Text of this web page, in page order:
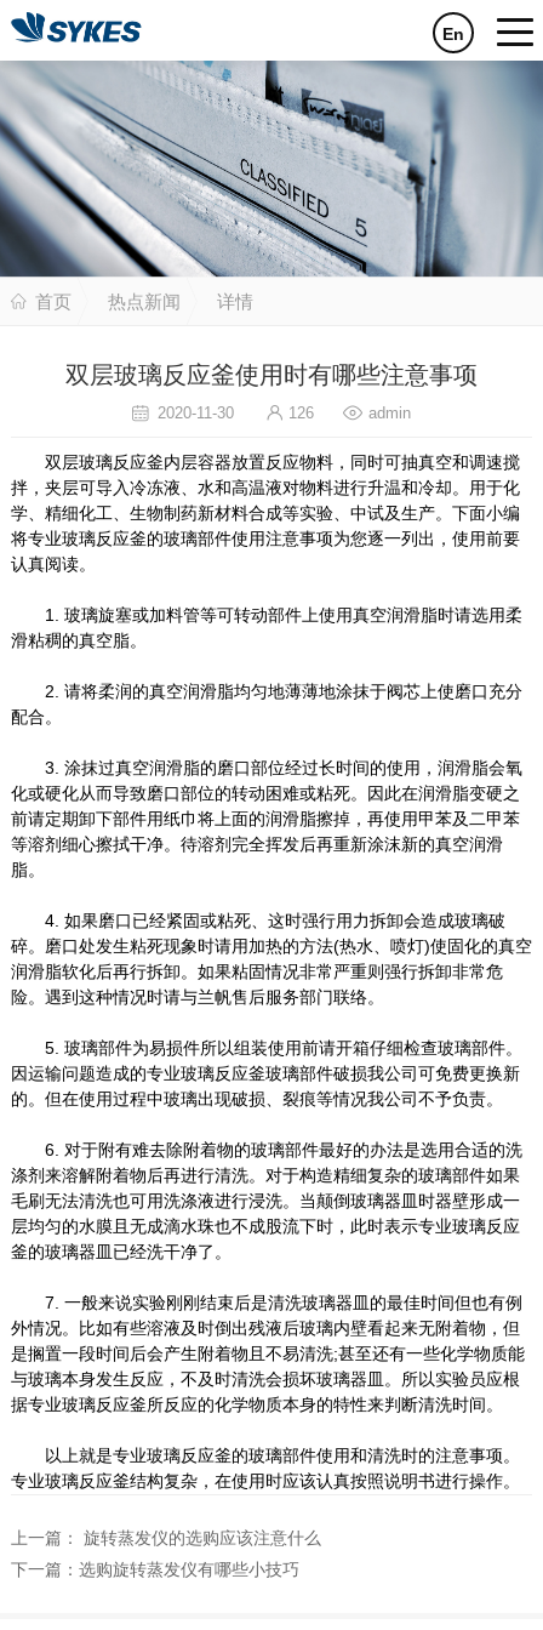
En
首页 热点新闻 详情
双层玻璃反应釜使用时有哪些注意事项
2020-11-30 126 admin
双层玻璃反应釜内层容器放置反应物料，同时可抽真空和调速搅
拌，夹层可导入冷冻液、水和高温液对物料进行升温和冷却。用于化
学、精细化工、生物制药新材料合成等实验、中试及生产。下面小编
将专业玻璃反应釜的玻璃部件使用注意事项为您逐一列出，使用前要
认真阅读。
1. 玻璃旋塞或加料管等可转动部件上使用真空润滑脂时请选用柔
滑粘稠的真空脂。
2. 请将柔润的真空润滑脂均匀地薄薄地涂抹于阀芯上使磨口充分
配合。
3. 涂抹过真空润滑脂的磨口部位经过长时间的使用，润滑脂会氧
化或硬化从而导致磨口部位的转动困难或粘死。因此在润滑脂变硬之
前请定期卸下部件用纸巾将上面的润滑脂擦掉，再使用甲苯及二甲苯
等溶剂细心擦拭干净。待溶剂完全挥发后再重新涂沫新的真空润滑
脂。
4. 如果磨口已经紧固或粘死、这时强行用力拆卸会造成玻璃破
碎。磨口处发生粘死现象时请用加热的方法(热水、喷灯)使固化的真空
润滑脂软化后再行拆卸。如果粘固情况非常严重则强行拆卸非常危
险。遇到这种情况时请与兰帆售后服务部门联络。
5. 玻璃部件为易损件所以组装使用前请开箱仔细检查玻璃部件。
因运输问题造成的专业玻璃反应釜玻璃部件破损我公司可免费更换新
的。但在使用过程中玻璃出现破损、裂痕等情况我公司不予负责。
6. 对于附有难去除附着物的玻璃部件最好的办法是选用合适的洗
涤剂来溶解附着物后再进行清洗。对于构造精细复杂的玻璃部件如果
毛刷无法清洗也可用洗涤液进行浸洗。当颠倒玻璃器皿时器壁形成一
层均匀的水膜且无成滴水珠也不成股流下时，此时表示专业玻璃反应
釜的玻璃器皿已经洗干净了。
7. 一般来说实验刚刚结束后是清洗玻璃器皿的最佳时间但也有例
外情况。比如有些溶液及时倒出残液后玻璃内壁看起来无附着物，但
是搁置一段时间后会产生附着物且不易清洗;甚至还有一些化学物质能
与玻璃本身发生反应，不及时清洗会损坏玻璃器皿。所以实验员应根
据专业玻璃反应釜所反应的化学物质本身的特性来判断清洗时间。
以上就是专业玻璃反应釜的玻璃部件使用和清洗时的注意事项。
专业玻璃反应釜结构复杂，在使用时应该认真按照说明书进行操作。
上一篇：
旋转蒸发仪的选购应该注意什么
下一篇： 选购旋转蒸发仪有哪些小技巧